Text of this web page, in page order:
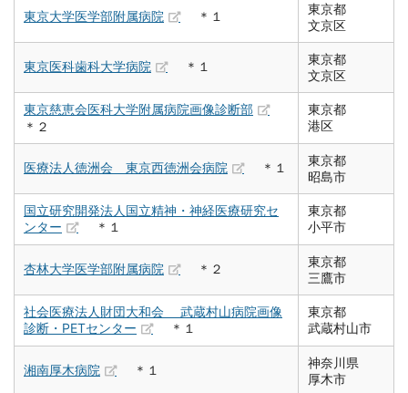
東京大学医学部附属病院 ＊１
東京都
文京区
東京医科歯科大学病院 ＊１
東京都
文京区
東京慈恵会医科大学附属病院画像診断部
＊２
東京都
港区
医療法人徳洲会 東京西徳洲会病院 ＊１
東京都
昭島市
国立研究開発法人国立精神・神経医療研究セ
ンター
＊１
東京都
小平市
杏林大学医学部附属病院 ＊２
東京都
三鷹市
社会医療法人財団大和会 武蔵村山病院画像
診断・PETセンター
＊１
東京都
武蔵村山市
湘南厚木病院 ＊１
神奈川県
厚木市